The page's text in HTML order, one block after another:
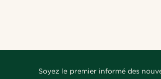
Soyez le premier informé des